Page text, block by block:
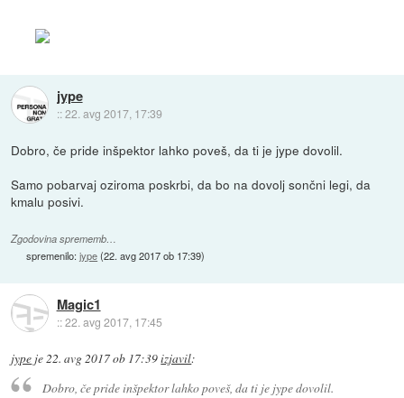
jype
::22. avg 2017, 17:39
Dobro, če pride inšpektor lahko poveš, da ti je jype dovolil.
Samo pobarvaj oziroma poskrbi, da bo na dovolj sončni legi, da
kmalu posivi.
Zgodovina sprememb…
spremenilo:jype(22. avg 2017 ob 17:39)
Magic1
::22. avg 2017, 17:45
jype je22. avg 2017 ob 17:39izjavil:
Dobro, če pride inšpektor lahko poveš, da ti je jype dovolil.